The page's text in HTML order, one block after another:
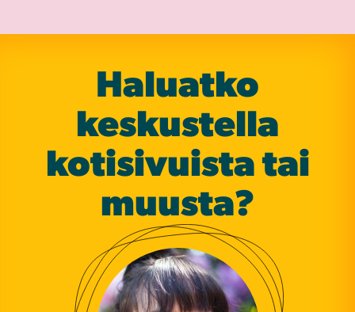
Haluatko
keskustella
koti­sivuista tai
muusta?